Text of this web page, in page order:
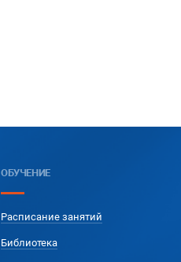
ОБУЧЕНИЕ
Расписание занятий
Библиотека